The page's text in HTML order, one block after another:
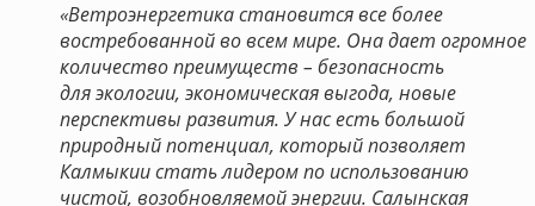
«Ветроэнергетика становится все более
востребованной во всем мире. Она дает огромное
количество преимуществ – безопасность
для экологии, экономическая выгода, новые
перспективы развития. У нас есть большой
природный потенциал, который позволяет
Калмыкии стать лидером по использованию
чистой, возобновляемой энергии. Салынская